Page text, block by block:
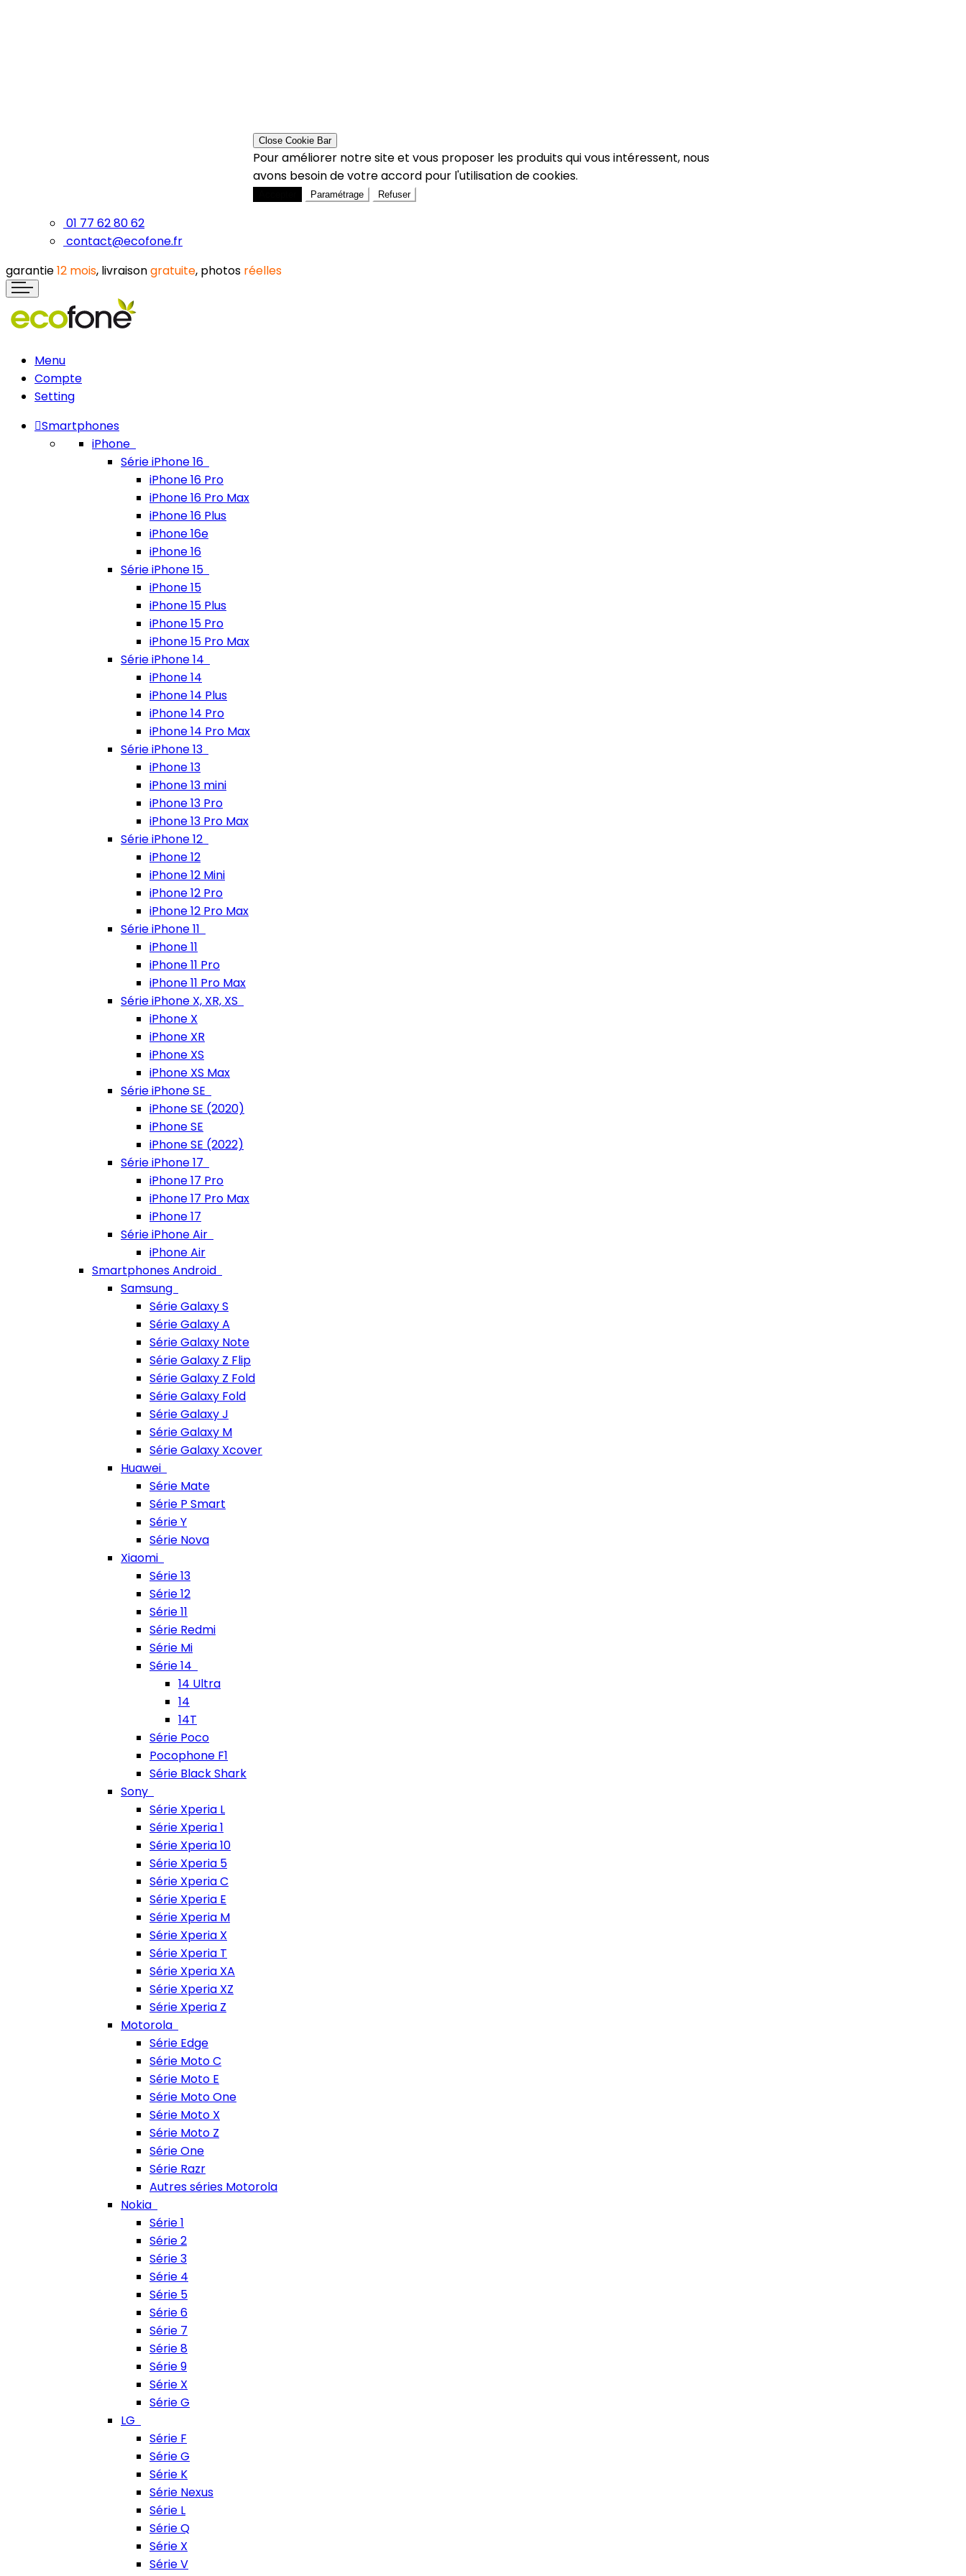
Close Cookie Bar
Pour améliorer notre site et vous proposer les produits qui vous intéressent, nous
avons besoin de votre accord pour l'utilisation de cookies.
Paramétrage Refuser
01 77 62 80 62
contact@ecofone.fr
garantie12 mois, livraisongratuite, photos réelles
Menu
Compte
Setting
Smartphones
iPhone
Série iPhone 16
iPhone 16 Pro
iPhone 16 Pro Max
iPhone 16 Plus
iPhone 16e
iPhone 16
Série iPhone 15
iPhone 15
iPhone 15 Plus
iPhone 15 Pro
iPhone 15 Pro Max
Série iPhone 14
iPhone 14
iPhone 14 Plus
iPhone 14 Pro
iPhone 14 Pro Max
Série iPhone 13
iPhone 13
iPhone 13 mini
iPhone 13 Pro
iPhone 13 Pro Max
Série iPhone 12
iPhone 12
iPhone 12 Mini
iPhone 12 Pro
iPhone 12 Pro Max
Série iPhone 11
iPhone 11
iPhone 11 Pro
iPhone 11 Pro Max
Série iPhone X, XR, XS
iPhone X
iPhone XR
iPhone XS
iPhone XS Max
Série iPhone SE
iPhone SE (2020)
iPhone SE
iPhone SE (2022)
Série iPhone 17
iPhone 17 Pro
iPhone 17 Pro Max
iPhone 17
Série iPhone Air
iPhone Air
Smartphones Android
Samsung
Série Galaxy S
Série Galaxy A
Série Galaxy Note
Série Galaxy Z Flip
Série Galaxy Z Fold
Série Galaxy Fold
Série Galaxy J
Série Galaxy M
Série Galaxy Xcover
Huawei
Série Mate
Série P Smart
Série Y
Série Nova
Xiaomi
Série 13
Série 12
Série 11
Série Redmi
Série Mi
Série 14
14 Ultra
14
14T
Série Poco
Pocophone F1
Série Black Shark
Sony
Série Xperia L
Série Xperia 1
Série Xperia 10
Série Xperia 5
Série Xperia C
Série Xperia E
Série Xperia M
Série Xperia X
Série Xperia T
Série Xperia XA
Série Xperia XZ
Série Xperia Z
Motorola
Série Edge
Série Moto C
Série Moto E
Série Moto One
Série Moto X
Série Moto Z
Série One
Série Razr
Autres séries Motorola
Nokia
Série 1
Série 2
Série 3
Série 4
Série 5
Série 6
Série 7
Série 8
Série 9
Série X
Série G
LG
Série F
Série G
Série K
Série Nexus
Série L
Série Q
Série X
Série V